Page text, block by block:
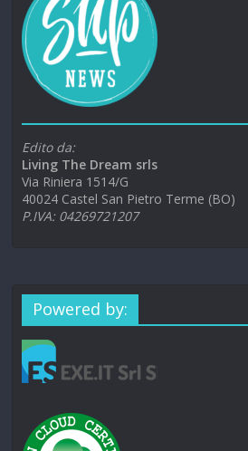
Edito da:
Living The Dream srls
Via Riniera 1514/G
40024 Castel San Pietro Terme (BO)
P.IVA: 04269721207
Powered by: